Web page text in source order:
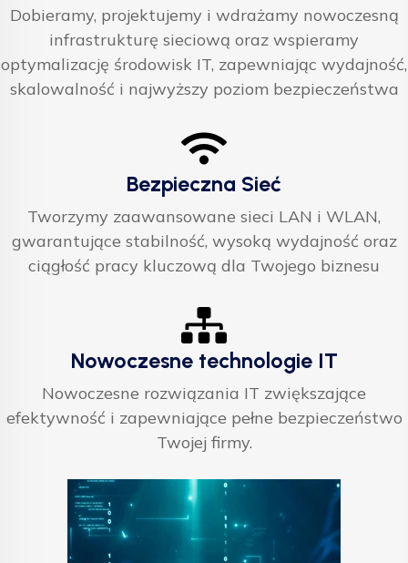
Dobieramy, projektujemy i wdrażamy nowoczesną
infrastrukturę sieciową oraz wspieramy
optymalizację środowisk IT, zapewniając wydajność,
skalowalność i najwyższy poziom bezpieczeństwa
Bezpieczna Sieć
Tworzymy zaawansowane sieci LAN i WLAN,
gwarantujące stabilność, wysoką wydajność oraz
ciągłość pracy kluczową dla Twojego biznesu
Nowoczesne technologie IT
Nowoczesne rozwiązania IT zwiększające
efektywność i zapewniające pełne bezpieczeństwo
Twojej firmy.